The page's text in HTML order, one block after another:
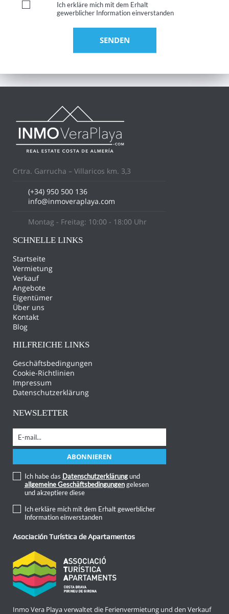
Ich erkläre mich mit dem Erhalt
gewerblicher Information einverstanden
Crtra. Garrucha – Villaricos km. 3,3
(+34) 950 500 136
info@inmoveraplaya.com
Montag - Freitag: 10:00 - 18:00 Uhr
SCHNELLE LINKS
Startseite
Vermietung
Verkauf
Angebote
Eigentümer
Über uns
Kontakt
Blog
HILFREICHE LINKS
Geschäftsbedingungen
Cookie-Richtlinien
Impressum
Datenschutzerklärung
NEWSLETTER
Ich habe das Datenschutzerklärungund
allgemeine Geschäftsbedingungengelesen
und akzeptiere diese
Ich erkläre mich mit dem Erhalt gewerblicher
Information einverstanden
Asociación Turística de Apartamentos
Inmo Vera Playa verwaltet die Ferienvermietung und den Verkauf